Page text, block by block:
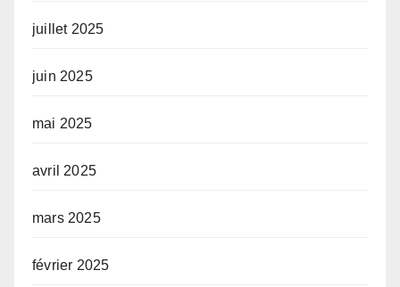
juillet 2025
juin 2025
mai 2025
avril 2025
mars 2025
février 2025